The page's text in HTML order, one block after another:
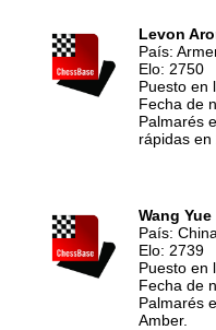
Levon
País:
Elo: 2750
Puesto en
Fecha de
Palmarés
rápidas en
Wang Yue
País: China
Elo: 2739
Puesto en
Fecha de
Palmarés
Amber.